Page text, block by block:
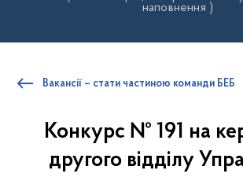
наповнення )
Вакансії – стати частиною команди БЕБ
Конкурс № 191 на
другого відділу